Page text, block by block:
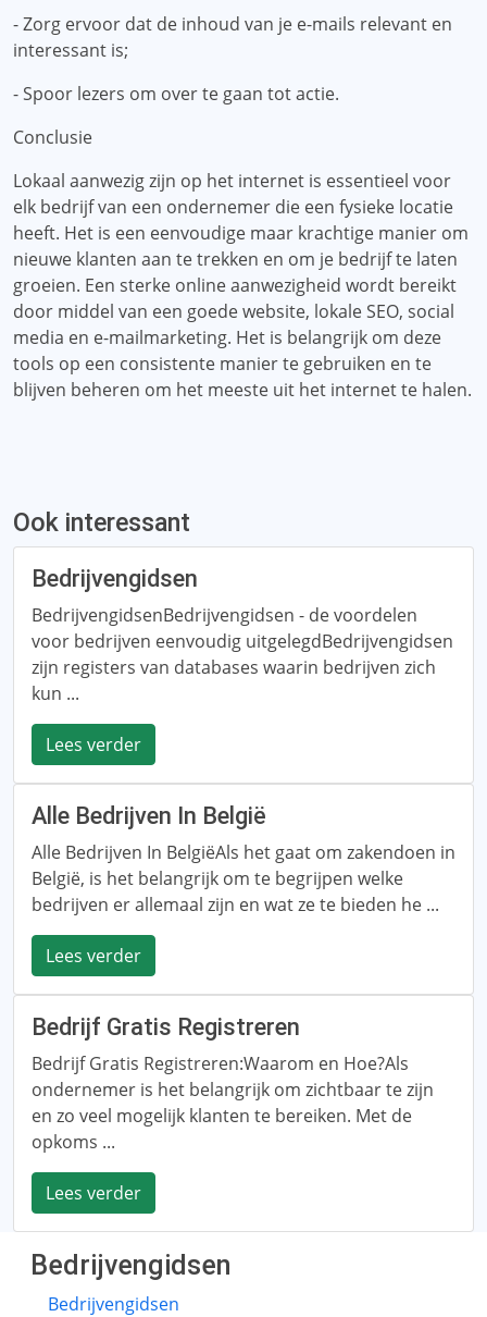
- Zorg ervoor dat de inhoud van je e-mails relevant en
interessant is;
- Spoor lezers om over te gaan tot actie.
Conclusie
Lokaal aanwezig zijn op het internet is essentieel voor
elk bedrijf van een ondernemer die een fysieke locatie
heeft. Het is een eenvoudige maar krachtige manier om
nieuwe klanten aan te trekken en om je bedrijf te laten
groeien. Een sterke online aanwezigheid wordt bereikt
door middel van een goede website, lokale SEO, social
media en e-mailmarketing. Het is belangrijk om deze
tools op een consistente manier te gebruiken en te
blijven beheren om het meeste uit het internet te halen.
Ook interessant
Bedrijvengidsen
BedrijvengidsenBedrijvengidsen - de voordelen
voor bedrijven eenvoudig uitgelegdBedrijvengidsen
zijn registers van databases waarin bedrijven zich
kun ...
Lees verder
Alle Bedrijven In België
Alle Bedrijven In BelgiëAls het gaat om zakendoen in
België, is het belangrijk om te begrijpen welke
bedrijven er allemaal zijn en wat ze te bieden he ...
Lees verder
Bedrijf Gratis Registreren
Bedrijf Gratis Registreren:Waarom en Hoe?Als
ondernemer is het belangrijk om zichtbaar te zijn
en zo veel mogelijk klanten te bereiken. Met de
opkoms ...
Lees verder
Bedrijvengidsen
Bedrijvengidsen